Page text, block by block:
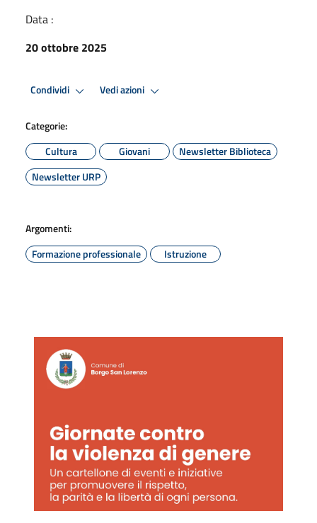
Data :
20 ottobre 2025
Condividi Vedi azioni
Categorie:
Cultura
Giovani
Newsletter Biblioteca
Newsletter URP
Argomenti:
Formazione professionale
Istruzione